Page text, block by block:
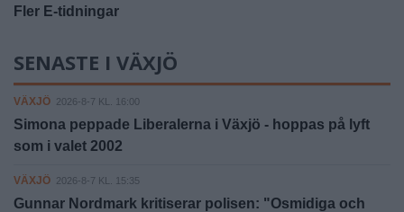
Fler E-tidningar
SENASTE I VÄXJÖ
VÄXJÖ 2026-8-7 KL. 16:00
Simona peppade Liberalerna i Växjö - hoppas på lyft
som i valet 2002
VÄXJÖ 2026-8-7 KL. 15:35
Gunnar Nordmark kritiserar polisen: "Osmidiga och